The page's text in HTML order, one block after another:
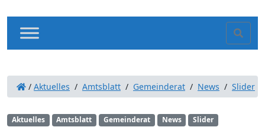
/ Aktuelles / Amtsblatt / Gemeinderat / News / Slider
Aktuelles Amtsblatt Gemeinderat News Slider